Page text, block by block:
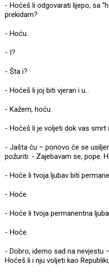
- Hoćeš li odgovarati lijepo, sa
prekidam?
- Hoću.
- I?
- Šta i?
- Hoćeš li joj biti vjeran i u...
- Kažem, hoću.
- Hoćeš li je voljeti dok vas smrt
- Jašta ću – ponovo će se
požuriti: - Zajebavam se, pope.
- Hoće li tvoja ljubav biti
- Hoće.
- Hoće li tvoja permanentna
- Hoće.
- Dobro, idemo sad na nevjestu
Hoćeš li i nju voljeti kao